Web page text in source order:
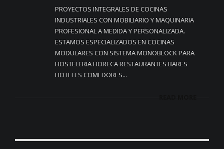
PROYECTOS INTEGRALES DE COCINAS
INDUSTRIALES CON MOBILIARIO Y MAQUINARIA
PROFESIONAL A MEDIDA Y PERSONALIZADA.
ESTAMOS ESPECIALIZADOS EN COCINAS
MODULARES CON SISTEMA MONOBLOCK PARA
HOSTELERIA HORECA RESTAURANTES BARES
HOTELES COMEDORES...
READ MORE